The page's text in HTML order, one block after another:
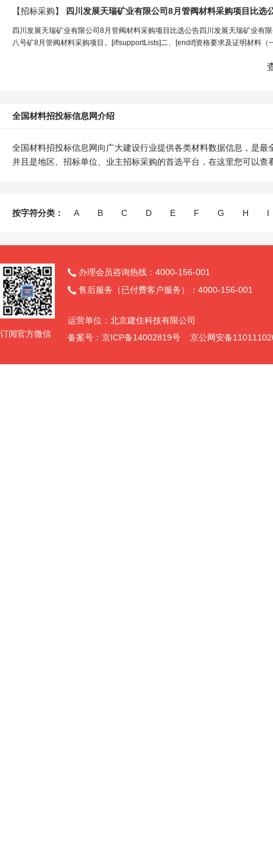
【招标采购】 四川发展天瑞矿业有限公司8月管阀材料采购项目比选
四川发展天瑞矿业有限公司8月管阀材料采购项目比选公告四川发展天瑞矿业有
八号矿8月管阀材料采购项目。[if!supportLists]二、[endif]资格要求及证明材料
全国材料招投标信息网介绍
全国材料招投标信息网向广大建设行业提供各类材料数据信息，是
并且是地区、招标单位、业主招标采购的首选平台，在这里您可以
按字符分类： A B C D E F G H I
订阅官方微信
 办理会员咨询热线：4000-156-001
 售后服务（已付费客户服务）：4000-156-001
运营单位：北京建住科技有限公司
备案号：京ICP备14002819号 京公网安备